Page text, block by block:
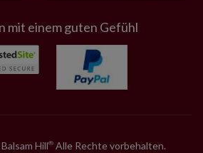
mit einem guten Gefühl
Hill® Alle Rechte vorbehalten.